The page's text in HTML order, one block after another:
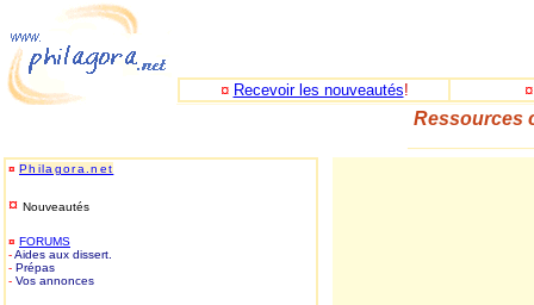
¤ Recevoir les nouveautés!
Ressources
¤ Philagora.net
¤ Nouveautés
¤ FORUMS
-Aides aux dissert.
- Prépas
- Vos annonces